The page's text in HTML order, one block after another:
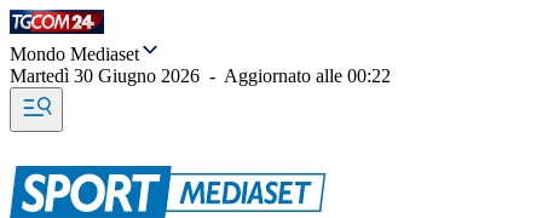
Mondo Mediaset
Martedì 30 Giugno 2026 - Aggiornato alle 00:22